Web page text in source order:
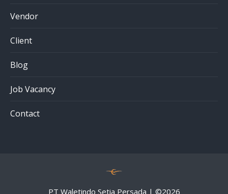
Vendor
Client
Blog
Job Vacancy
Contact
PT Waletindo Setia Persada | ©2026